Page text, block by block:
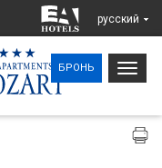
pусский
БРОНЬ